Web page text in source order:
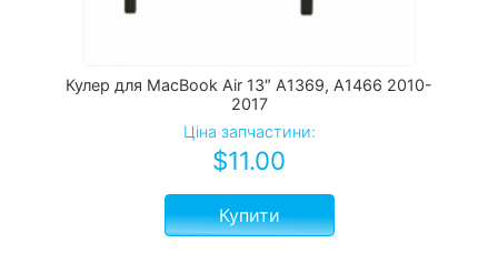
Кулер для MacBook Air 13″ A1369, A1466 2010-
2017
Ціна запчастини:
$11.00
Купити